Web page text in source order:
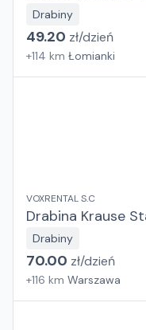
Drabiny
49.20 zł/dzień
+114 km Łomianki
VOXRENTAL S.C
Drabina Krause
Drabiny
70.00 zł/dzień
+116 km Warszawa